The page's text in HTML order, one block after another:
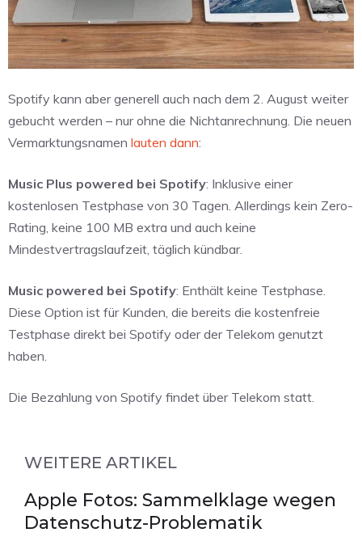
Spotify kann aber generell auch nach dem 2. August weiter
gebucht werden – nur ohne die Nichtanrechnung. Die neuen
Vermarktungsnamen lauten dann:
Music Plus powered bei Spotify: Inklusive einer
kostenlosen Testphase von 30 Tagen. Allerdings kein Zero-
Rating, keine 100 MB extra und auch keine
Mindestvertragslaufzeit, täglich kündbar.
Music powered bei Spotify: Enthält keine Testphase.
Diese Option ist für Kunden, die bereits die kostenfreie
Testphase direkt bei Spotify oder der Telekom genutzt
haben.
Die Bezahlung von Spotify findet über Telekom statt.
WEITERE ARTIKEL
Apple Fotos: Sammelklage wegen
Datenschutz-Problematik